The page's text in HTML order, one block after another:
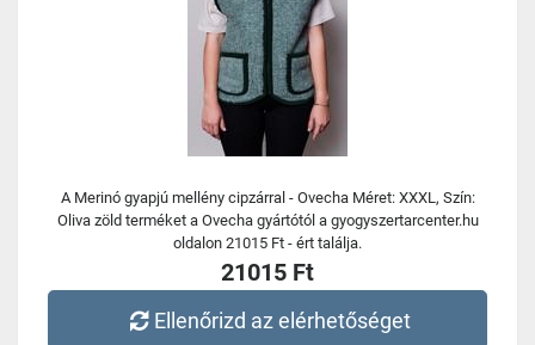
A Merinó gyapjú mellény cipzárral - Ovecha Méret: XXXL, Szín:
Oliva zöld terméket a Ovecha gyártótól a gyogyszertarcenter.hu
oldalon 21015 Ft - ért találja.
21015 Ft
Ellenőrizd az elérhetőséget